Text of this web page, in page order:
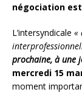
négociation
L’intersyndicale «
prochaine, à une
mercredi 15
moment